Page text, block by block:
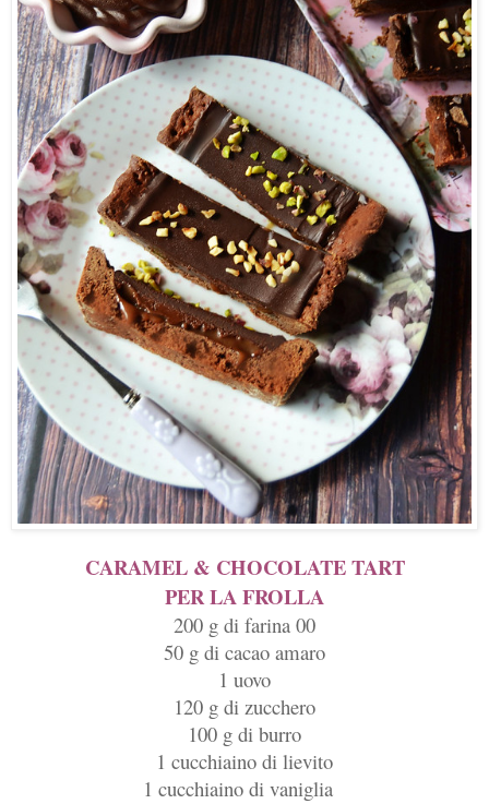
CARAMEL & CHOCOLATE TART
PER LA FROLLA
200 g di farina 00
50 g di cacao amaro
1 uovo
120 g di zucchero
100 g di burro
1 cucchiaino di lievito
1 cucchiaino di vaniglia